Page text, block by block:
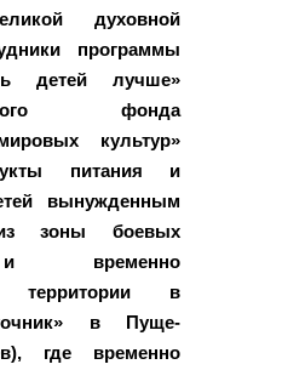
духовной
программы
детей лучше»
фонда
культур»
питания и
вынужденным
из зоны боевых
временно
территории в
в Пуще-
где временно